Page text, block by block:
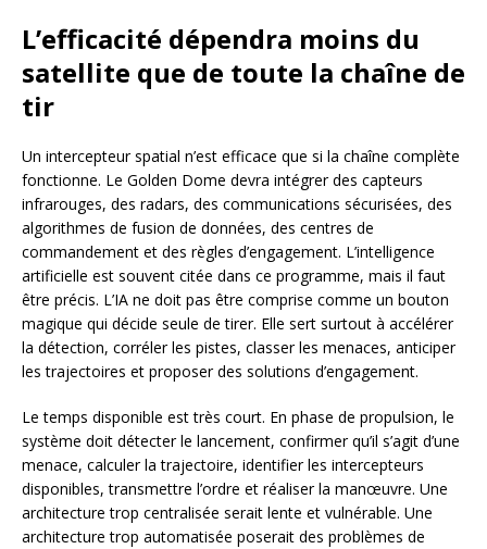
L’efficacité dépendra moins du
satellite que de toute la chaîne de
tir
Un intercepteur spatial n’est efficace que si la chaîne complète
fonctionne. Le Golden Dome devra intégrer des capteurs
infrarouges, des radars, des communications sécurisées, des
algorithmes de fusion de données, des centres de
commandement et des règles d’engagement. L’intelligence
artificielle est souvent citée dans ce programme, mais il faut
être précis. L’IA ne doit pas être comprise comme un bouton
magique qui décide seule de tirer. Elle sert surtout à accélérer
la détection, corréler les pistes, classer les menaces, anticiper
les trajectoires et proposer des solutions d’engagement.
Le temps disponible est très court. En phase de propulsion, le
système doit détecter le lancement, confirmer qu’il s’agit d’une
menace, calculer la trajectoire, identifier les intercepteurs
disponibles, transmettre l’ordre et réaliser la manœuvre. Une
architecture trop centralisée serait lente et vulnérable. Une
architecture trop automatisée poserait des problèmes de